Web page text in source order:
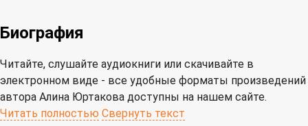
Биография
Читайте, слушайте аудиокниги или скачивайте в
электронном виде - все удобные форматы произведений
автора Алина Юртакова доступны на нашем сайте.
Читать полностью Свернуть текст